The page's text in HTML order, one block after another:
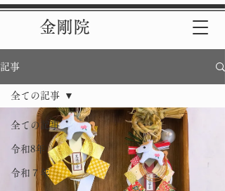
金剛院
記事
全ての記事
令和8年
令和７年
全ての記事